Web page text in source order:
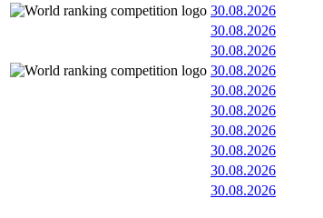
30.08.2026
30.08.2026
30.08.2026
30.08.2026
30.08.2026
30.08.2026
30.08.2026
30.08.2026
30.08.2026
30.08.2026